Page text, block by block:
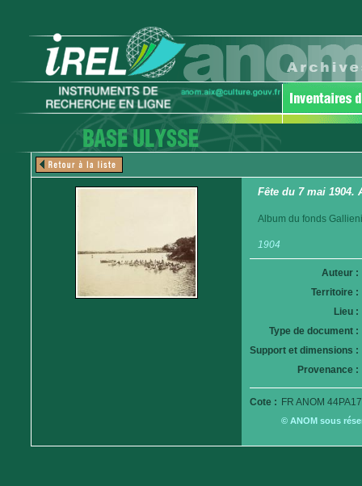
Fête du 7 mai 1904.
Album du fonds
1904
Auteur :
Territoire :
Lieu :
Type de document :
Support et dimensions :
Provenance :
Cote : FR ANOM
© ANOM sous